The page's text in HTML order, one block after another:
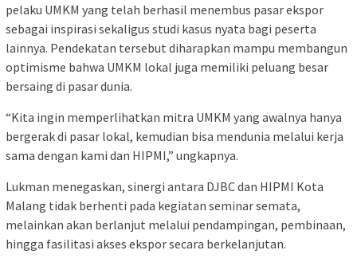
pelaku UMKM yang telah berhasil menembus pasar ekspor
sebagai inspirasi sekaligus studi kasus nyata bagi peserta
lainnya. Pendekatan tersebut diharapkan mampu membangun
optimisme bahwa UMKM lokal juga memiliki peluang besar
bersaing di pasar dunia.
“Kita ingin memperlihatkan mitra UMKM yang awalnya hanya
bergerak di pasar lokal, kemudian bisa mendunia melalui kerja
sama dengan kami dan HIPMI,” ungkapnya.
Lukman menegaskan, sinergi antara DJBC dan HIPMI Kota
Malang tidak berhenti pada kegiatan seminar semata,
melainkan akan berlanjut melalui pendampingan, pembinaan,
hingga fasilitasi akses ekspor secara berkelanjutan.